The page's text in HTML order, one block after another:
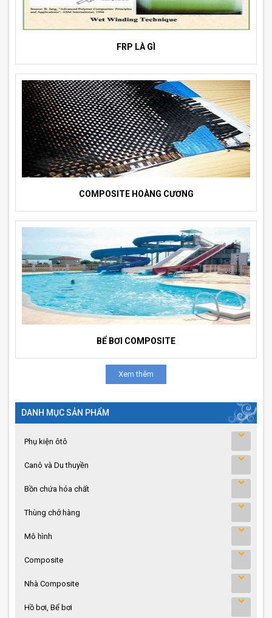
FRP LÀ GÌ
COMPOSITE HOÀNG CƯƠNG
BỂ BƠI COMPOSITE
Xem thêm
DANH MỤC SẢN PHẨM
Phụ kiện ôtô
Canô và Du thuyền
Bồn chứa hóa chất
Thùng chở hàng
Mô hình
Composite
Nhà Composite
Hồ bơi, Bể bơi